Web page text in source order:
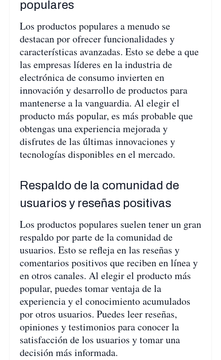
populares
Los productos populares a menudo se
destacan por ofrecer funcionalidades y
características avanzadas. Esto se debe a que
las empresas líderes en la industria de
electrónica de consumo invierten en
innovación y desarrollo de productos para
mantenerse a la vanguardia. Al elegir el
producto más popular, es más probable que
obtengas una experiencia mejorada y
disfrutes de las últimas innovaciones y
tecnologías disponibles en el mercado.
Respaldo de la comunidad de
usuarios y reseñas positivas
Los productos populares suelen tener un gran
respaldo por parte de la comunidad de
usuarios. Esto se refleja en las reseñas y
comentarios positivos que reciben en línea y
en otros canales. Al elegir el producto más
popular, puedes tomar ventaja de la
experiencia y el conocimiento acumulados
por otros usuarios. Puedes leer reseñas,
opiniones y testimonios para conocer la
satisfacción de los usuarios y tomar una
decisión más informada.